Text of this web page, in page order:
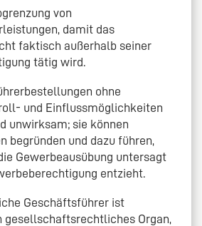
von
damit das
faktisch außerhalb seiner
tätig wird.
ohne
und Einflussmöglichkeiten
unwirksam; sie können
begründen und dazu führen,
Gewerbeausübung untersagt
entzieht.
Geschäftsführer ist
gesellschaftsrechtliches Organ,